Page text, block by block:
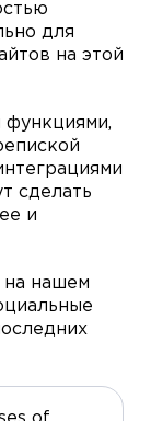
для
на этой
функциями,
сделать
и
на нашем